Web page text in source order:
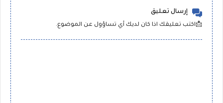
إرسال تعليق
📩اكتب تعليقك اذا كان لديك أي تساؤول عن الموضوع.